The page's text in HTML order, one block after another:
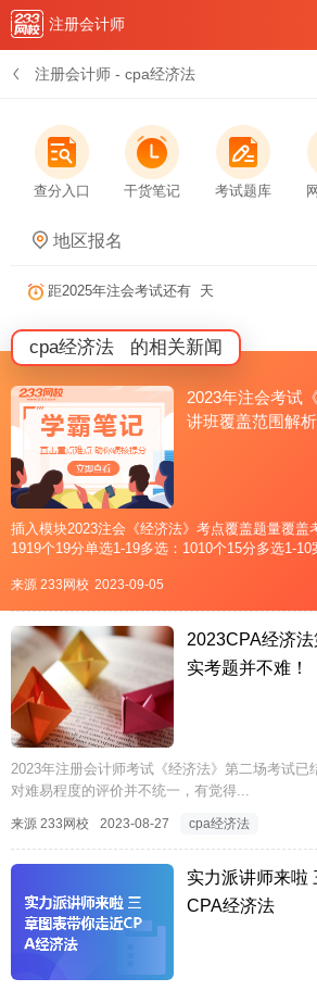
注册会计师
注册会计师 - cpa经济法
查分入口 干货笔记 考试题库
地区报名
距2025年注会考试还有 天
cpa经济法 的相关新闻
2023年注会考试
讲班覆盖范围解析
插入模块2023注会《经济法》考点覆盖题量覆盖
1919个19分单选1-19多选：1010个15分多选1-
题专项班——例题20题2单
来源 233网校 2023-09-05
2023CPA经济
实考题并不难！
2023年注册会计师考试《经济法》第二场考试已
对难易程度的评价并不统一，有觉得...
来源 233网校 2023-08-27 cpa经济法
实力派讲师来啦
CPA经济法